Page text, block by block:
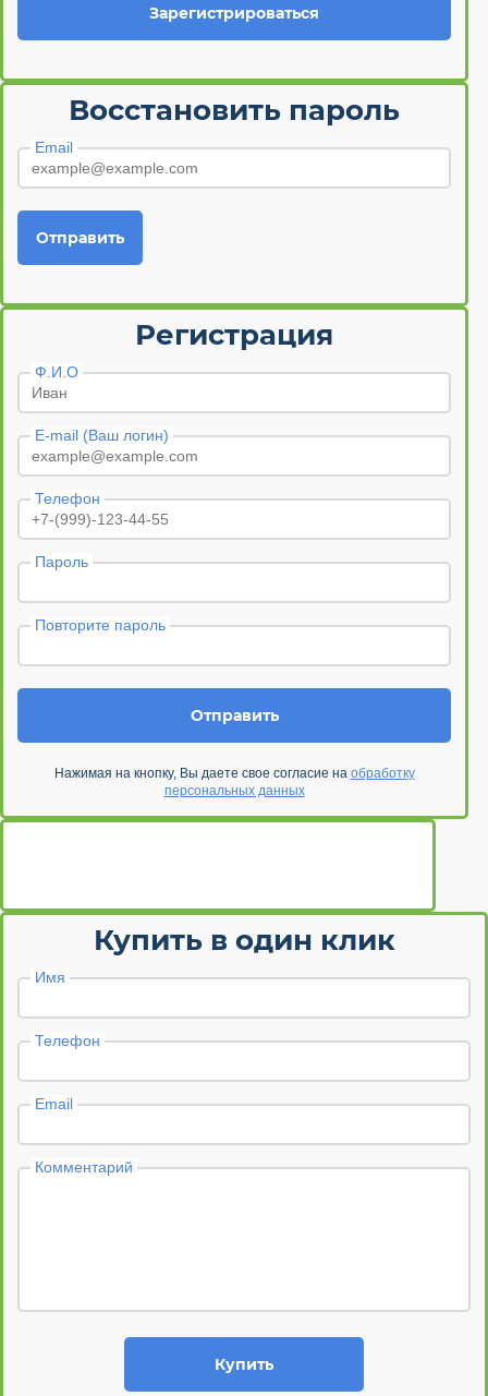
Зарегистрироваться
Восстановить пароль
Email
Отправить
Регистрация
Ф.И.О
E-mail (Ваш логин)
Телефон
Пароль
Повторите пароль
Отправить
Нажимая на кнопку, Вы даете свое согласие на обработку
персональных данных
Купить в один клик
Имя
Телефон
Email
Комментарий
Купить